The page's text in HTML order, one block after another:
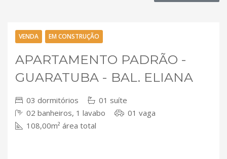
VENDA EM CONSTRUÇÃO
APARTAMENTO PADRÃO -
GUARATUBA - BAL. ELIANA
03 dormitórios
01 suíte
02 banheiros, 1 lavabo
01 vaga
108,00m² área total